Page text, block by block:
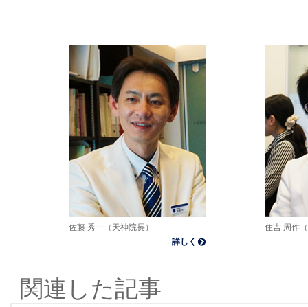
佐藤 秀一（天神院長）
詳しく
住吉 周作
関連した記事